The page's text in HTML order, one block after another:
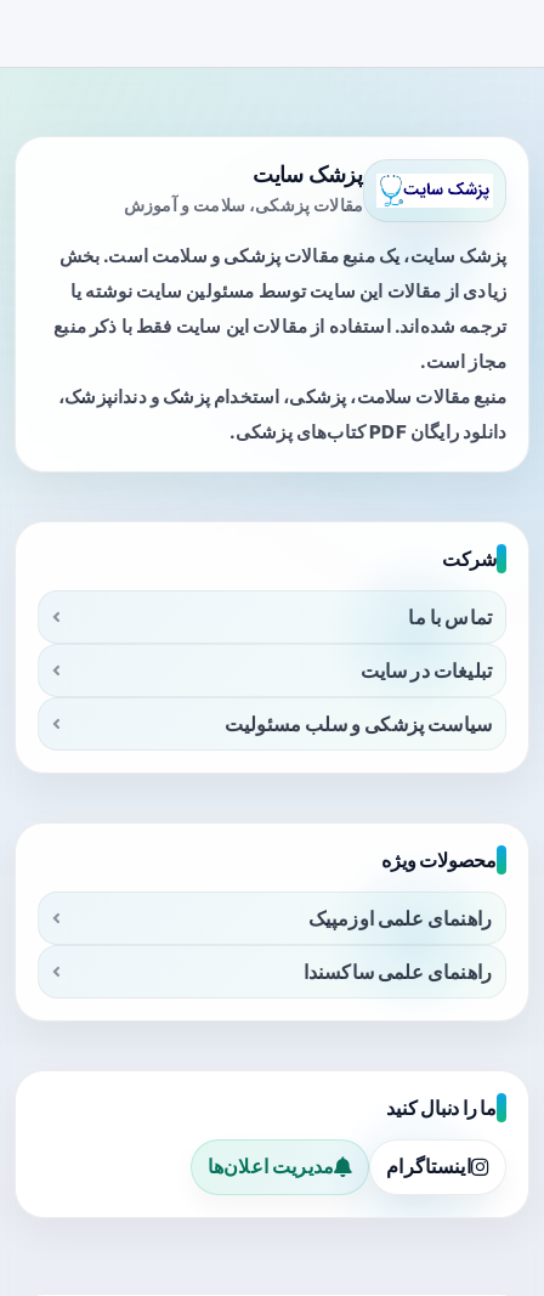
پزشک سایت
مقالات پزشکی، سلامت و آموزش
پزشک سایت، یک منبع مقالات پزشکی و سلامت است. بخش
زیادی از مقالات این سایت توسط مسئولین سایت نوشته یا
ترجمه شده‌اند. استفاده از مقالات این سایت فقط با ذکر منبع
مجاز است.
منبع مقالات سلامت، پزشکی، استخدام پزشک و دندانپزشک،
دانلود رایگان PDF کتاب‌های پزشکی.
شرکت
تماس با ما
تبلیغات در سایت
سیاست پزشکی و سلب مسئولیت
محصولات ویژه
راهنمای علمی اوزمپیک
راهنمای علمی ساکسندا
ما را دنبال کنید
اینستاگرام مدیریت اعلان‌ها